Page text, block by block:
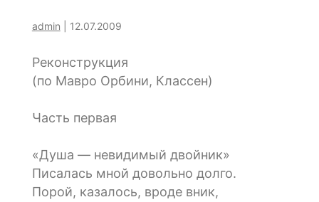
admin 12.07.2009
Реконструкция
(по Мавро Орбини, Классен)
Часть первая
«Душа — невидимый двойник»
Писалась мной довольно долго.
Порой, казалось, вроде вник,